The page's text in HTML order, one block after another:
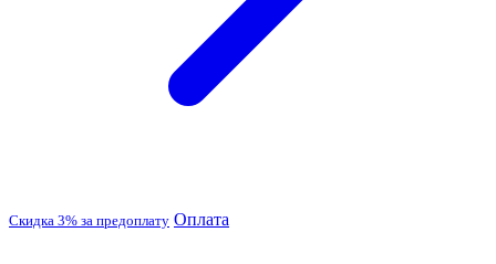
Скидка 3% за предоплату Оплата